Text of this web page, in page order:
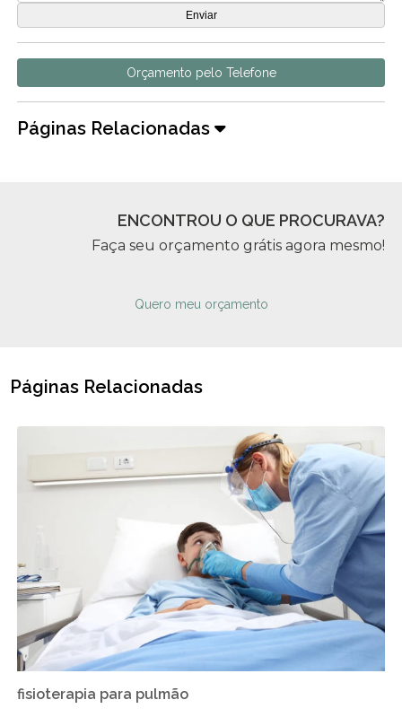
Orçamento pelo Telefone
Páginas Relacionadas
ENCONTROU O QUE PROCURAVA?
Faça seu orçamento grátis agora mesmo!
Quero meu orçamento
Páginas Relacionadas
fisioterapia para pulmão